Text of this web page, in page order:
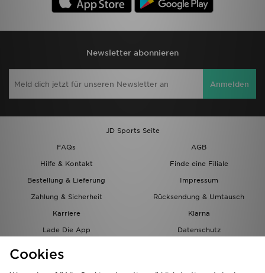
Newsletter abonnieren
Anmelden
JD Sports Seite
FAQs
AGB
Hilfe & Kontakt
Finde eine Filiale
Bestellung & Lieferung
Impressum
Zahlung & Sicherheit
Rücksendung & Umtausch
Karriere
Klarna
Lade Die App
Datenschutz
Cookies